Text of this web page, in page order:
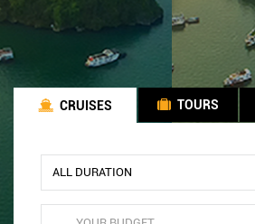
CRUISES TOURS